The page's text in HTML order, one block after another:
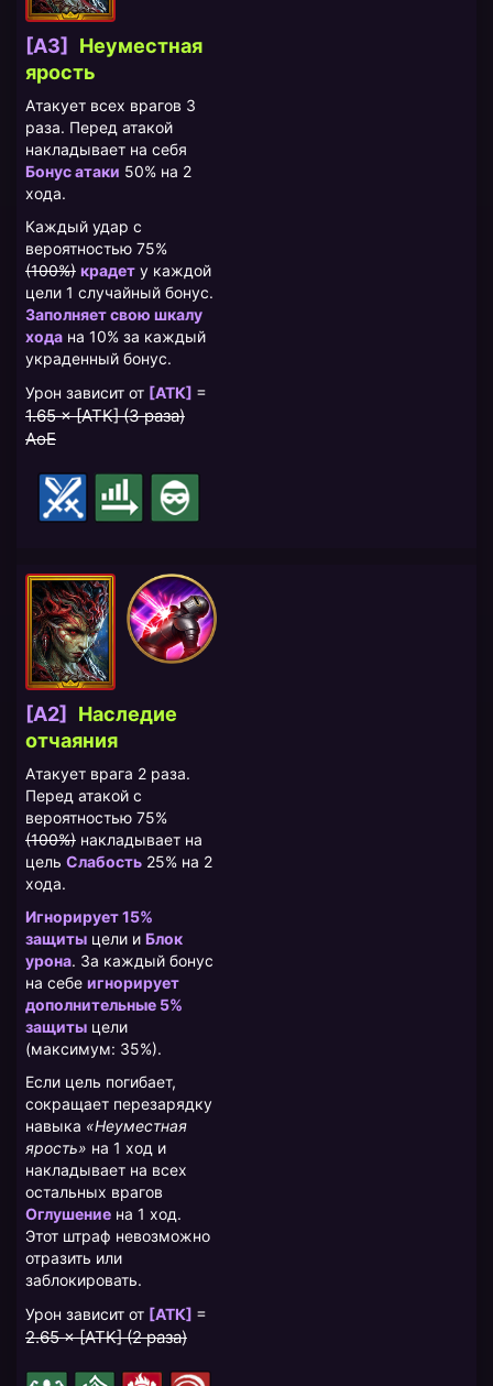
[A3] Неуместная
ярость
Атакует всех врагов 3
раза. Перед атакой
накладывает на себя
Бонус атаки 50% на 2
хода.
Каждый удар с
вероятностью 75%
(100%) крадет у каждой
цели 1 случайный бонус.
Заполняет свою шкалу
хода на 10% за каждый
украденный бонус.
Урон зависит от [АТК] =
1.65 × [АТК] (3 раза)
AoE
[A2]
Наследие
отчаяния
Атакует врага 2 раза.
Перед атакой с
вероятностью 75%
(100%) накладывает на
цель Слабость 25% на 2
хода.
Игнорирует 15%
защиты цели и Блок
урона. За каждый бонус
на себе игнорирует
дополнительные 5%
защиты цели
(максимум: 35%).
Если цель погибает,
сокращает перезарядку
навыка «Неуместная
ярость» на 1 ход и
накладывает на всех
остальных врагов
Оглушение на 1 ход.
Этот штраф невозможно
отразить или
заблокировать.
Урон зависит от [АТК] =
2.65 × [АТК] (2 раза)